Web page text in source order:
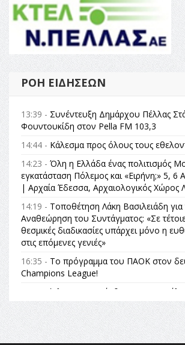
ΡΟΉ ΕΙΔΉΣΕΩΝ
13:39 - Συνέντευξη Δημάρχου Πέλλας
Φουντουκίδη στον Pella FM 103,3
14:44 - Κάλεσμα προς όλους τους
14:23 - Όλη η Ελλάδα ένας πολιτισμός
εγκατάσταση Πόλεμος και «Ειρήνη;» 5,
| Αρχαία Έδεσσα, Αρχαιολογικός Χώρος
14:19 - Τοποθέτηση Λάκη Βασιλειάδη για
Αναθεώρηση του Συντάγματος: «Σε
θεσμικές διαδικασίες υπάρχει μόνο η
στις επόμενες γενιές»
16:35 - Το πρόγραμμα του ΠΑΟΚ στον
Champions League!
Όλυμπος: Εντάχθηκε στον
Κληρονομιάς της UNESCO – Ομόφωνη
Όλυμπος αναγνωρίστηκε ως φυσικό και
αγαθό εξέχουσας οικουμενικής αξίας για
ανθρωπότητα